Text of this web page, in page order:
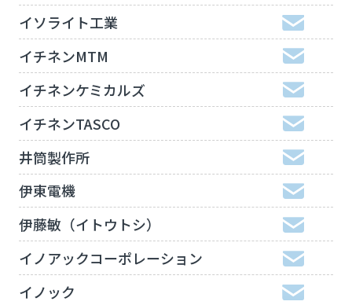
イソライト工業
イチネンMTM
イチネンケミカルズ
イチネンTASCO
井筒製作所
伊東電機
伊藤敏（イトウトシ）
イノアックコーポレーション
イノック